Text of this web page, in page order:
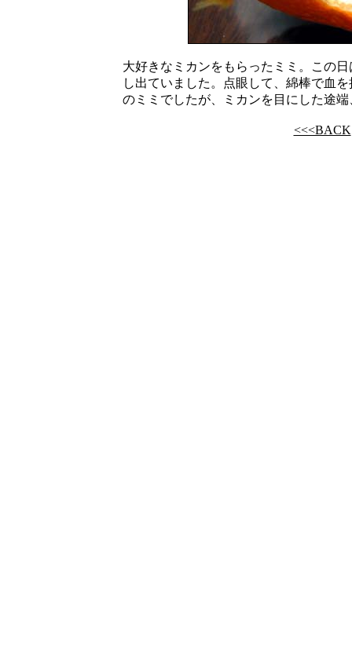
大好きなミカンをもらったミミ。この
し出ていました。点眼して、綿棒で血
のミミでしたが、ミカンを目にした途
<<<BACK